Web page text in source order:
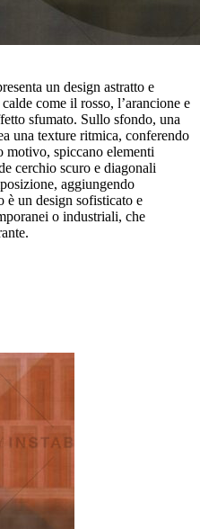
un design astratto e
come il rosso, l’arancione e
sfumato. Sullo sfondo, una
una texture ritmica, conferendo
motivo, spiccano elementi
cerchio scuro e diagonali
aggiungendo
un design sofisticato e
o industriali, che